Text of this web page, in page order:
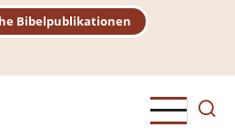
Bibelpublikationen